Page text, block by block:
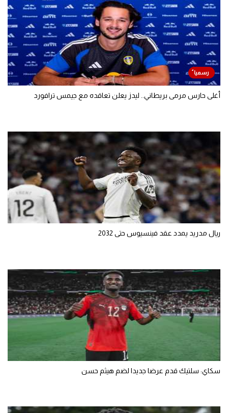
أغلى حارس مرمى بريطاني.. ليدز يعلن تعاقده مع جيمس ترافورد
ريال مدريد يمدد عقد فينسيوس حتى 2032
سكاي: سلتيك قدم عرضا جديدا لضم هيثم حسن